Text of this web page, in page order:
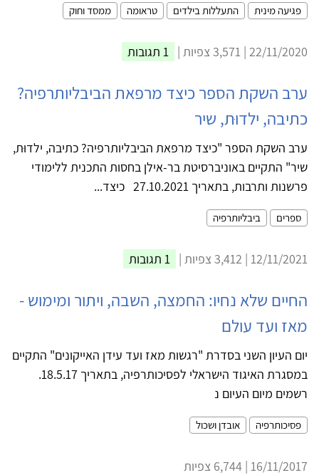
פגיעה מינית התעללות בילדים טראומה ממסד וחוק
22/11/2020 | 3,571 צפיות | 1 תגובות
ערב השקת הספר כיצד מרפאת הביבליותרפיה?
כתיבה, ילדוּת, שיר
ערב השקת הספר "כיצד מרפאת הביבליותרפיה? כתיבה, ילדוּת,
שיר" התקיים באוניברסיטת בר-אילן בחסות התכנית ללימודי
פרשנות ותרבות, בתאריך 27.10.2021 כיצד...
ספרים ביבליותרפיה
12/11/2021 | 3,412 צפיות | 1 תגובות
החיים שלא נחיו: החמצה, השבה, ויתור ומימוש -
מאז ועד עולם
יום העיון השני בסדרת "רגשות מאז ועד עידן האייקונים" התקיים
במסגרת האיגוד הישראלי לפסיכותרפיה, בתאריך 18.5.17.
רשמים מיום העיום נ
פסיכותרפיה אובדן ושכול
16/11/2017 | 6,744 צפיות